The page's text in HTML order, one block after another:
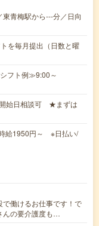
青梅駅から---分／日向
を毎月提出（日数と曜
フト例≫9:00～
開始日相談可 ★まずは
給1950円～ ※日払い/
で働けるお仕事です！で
んの要介護度も…